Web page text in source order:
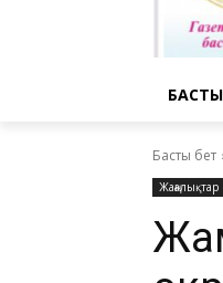
Басты бет
Жаңалықтар